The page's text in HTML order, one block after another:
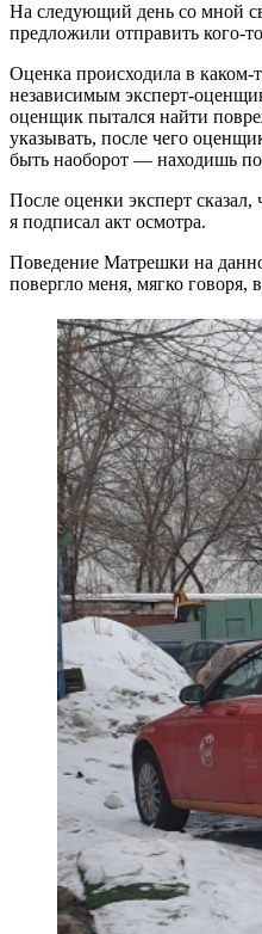
На следующий день со мной
предложили отправить кого-
Оценка происходила в каком-
независимым эксперт-
оценщик пытался найти
указывать, после чего
быть наоборот — находишь
После оценки эксперт
я подписал акт осмотра.
Поведение Матрешки на
повергло меня, мягко говоря,